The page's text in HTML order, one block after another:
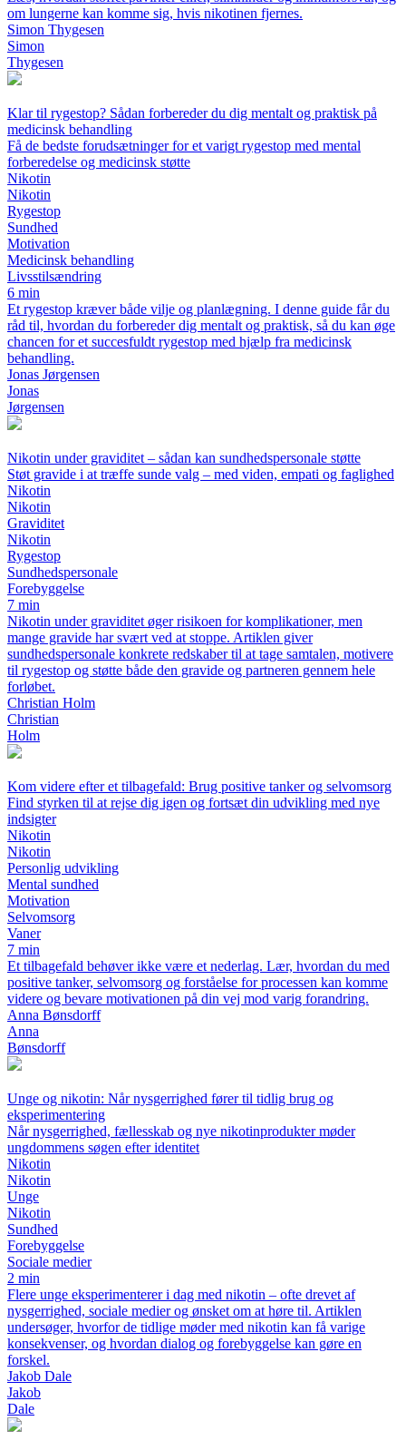
om lungerne kan komme sig, hvis nikotinen fjernes.
Simon Thygesen
Simon
Thygesen
Klar til rygestop? Sådan forbereder du dig mentalt og praktisk på
medicinsk behandling
Få de bedste forudsætninger for et varigt rygestop med mental
forberedelse og medicinsk støtte
Nikotin
Nikotin
Rygestop
Sundhed
Motivation
Medicinsk behandling
Livsstilsændring
6 min
Et rygestop kræver både vilje og planlægning. I denne guide får du
råd til, hvordan du forbereder dig mentalt og praktisk, så du kan øge
chancen for et succesfuldt rygestop med hjælp fra medicinsk
behandling.
Jonas Jørgensen
Jonas
Jørgensen
Nikotin under graviditet – sådan kan sundhedspersonale støtte
Støt gravide i at træffe sunde valg – med viden, empati og faglighed
Nikotin
Nikotin
Graviditet
Nikotin
Rygestop
Sundhedspersonale
Forebyggelse
7 min
Nikotin under graviditet øger risikoen for komplikationer, men
mange gravide har svært ved at stoppe. Artiklen giver
sundhedspersonale konkrete redskaber til at tage samtalen, motivere
til rygestop og støtte både den gravide og partneren gennem hele
forløbet.
Christian Holm
Christian
Holm
Kom videre efter et tilbagefald: Brug positive tanker og selvomsorg
Find styrken til at rejse dig igen og fortsæt din udvikling med nye
indsigter
Nikotin
Nikotin
Personlig udvikling
Mental sundhed
Motivation
Selvomsorg
Vaner
7 min
Et tilbagefald behøver ikke være et nederlag. Lær, hvordan du med
positive tanker, selvomsorg og forståelse for processen kan komme
videre og bevare motivationen på din vej mod varig forandring.
Anna Bønsdorff
Anna
Bønsdorff
Unge og nikotin: Når nysgerrighed fører til tidlig brug og
eksperimentering
Når nysgerrighed, fællesskab og nye nikotinprodukter møder
ungdommens søgen efter identitet
Nikotin
Nikotin
Unge
Nikotin
Sundhed
Forebyggelse
Sociale medier
2 min
Flere unge eksperimenterer i dag med nikotin – ofte drevet af
nysgerrighed, sociale medier og ønsket om at høre til. Artiklen
undersøger, hvorfor de tidlige møder med nikotin kan få varige
konsekvenser, og hvordan dialog og forebyggelse kan gøre en
forskel.
Jakob Dale
Jakob
Dale